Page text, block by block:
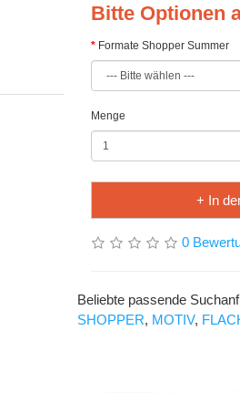
Bitte Optionen
Formate Shopper Summer
Menge
+ In
0
Beliebte passende
SHOPPER, MOTIV,